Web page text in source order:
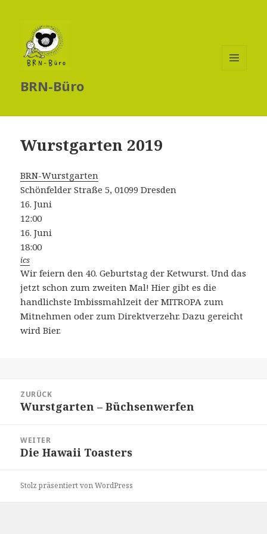
BRN-Büro
Wurstgarten 2019
BRN-Wurstgarten
Schönfelder Straße 5, 01099 Dresden
16. Juni
12:00
16. Juni
18:00
ics
Wir feiern den 40. Geburtstag der Ketwurst. Und das
jetzt schon zum zweiten Mal! Hier gibt es die
handlichste Imbissmahlzeit der MITROPA zum
Mitnehmen oder zum Direktverzehr. Dazu gereicht
wird Bier.
ZURÜCK
Vorheriger
Wurstgarten – Büchsenwerfen
WEITER
Nächster
Die Hawaii Toasters
Stolz präsentiert von WordPress